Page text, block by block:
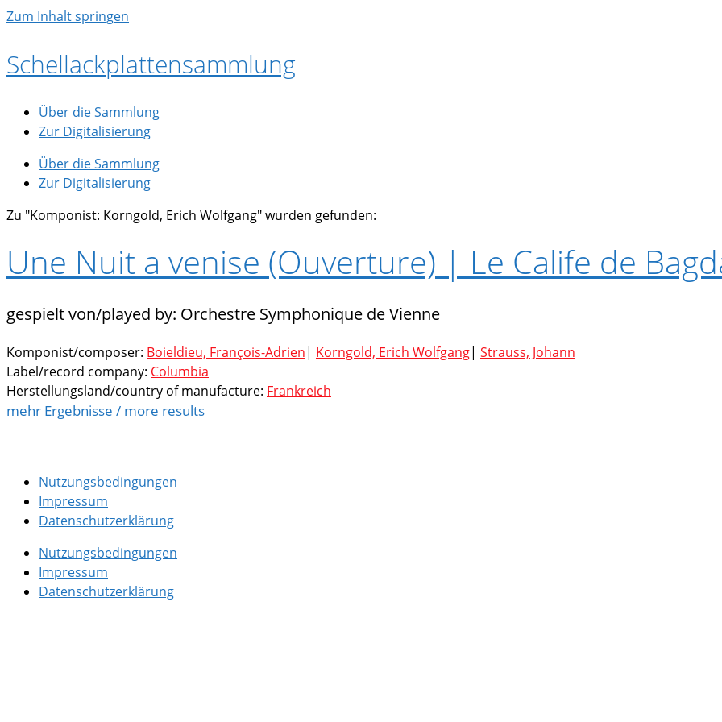
Zum Inhalt springen
Schellackplattensammlung
Über die Sammlung
Zur Digitalisierung
Über die Sammlung
Zur Digitalisierung
Zu "Komponist: Korngold, Erich Wolfgang" wurden gefunden:
Une Nuit a venise (Ouverture) | Le Calife de
Orchestre Symphonique de Vienne
Komponist/composer: Boieldieu, François-Adrien| Korngold, Erich Wolfgang| Strauss, Johann
Label/record company: Columbia
Herstellungsland/country of manufacture: Frankreich
mehr Ergebnisse / more results
Nutzungsbedingungen
Impressum
Datenschutzerklärung
Nutzungsbedingungen
Impressum
Datenschutzerklärung